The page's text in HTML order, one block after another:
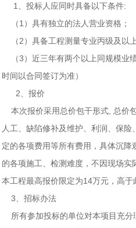
1、投标人应同时具备以下条件:
（1）具有独立的法人营业资格；
（2）具备工程测量专业丙级及以
（3）近三年有两个以上同规模业
时间以合同签订为准）
2、报价
本次报价采用总价包干形式, 总价
人工、缺陷修补及维护、利润、保
定的各项费用等所有费用，具体沉
的各项施工、检测难度，不因现场
本工程最高报价限定为14万元，高
3、招标办法
所有参加投标的单位对本项目充分